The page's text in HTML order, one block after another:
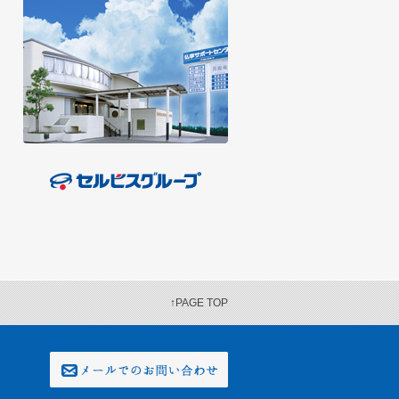
↑PAGE TOP